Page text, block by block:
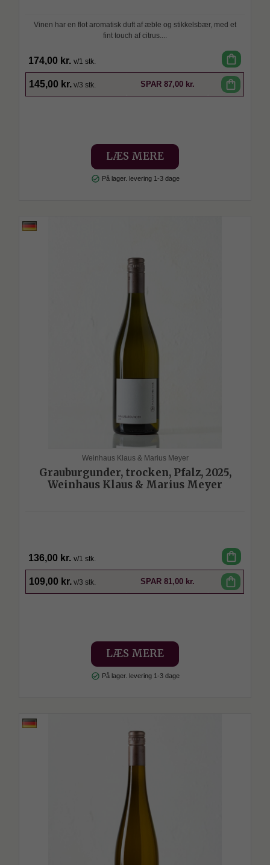
Vinen har en flot aromatisk duft af æble og stikkelsbær, med et
fint touch af citrus....
174,00 kr. v/1 stk. shopping_bag
145,00 kr. v/3 stk. SPAR87,00 kr. shopping_bag
LÆS MERE
check_circle På lager. levering 1-3 dage
Weinhaus Klaus & Marius Meyer
Grauburgunder, trocken, Pfalz, 2025,
Weinhaus Klaus & Marius Meyer
136,00 kr. v/1 stk. shopping_bag
109,00 kr. v/3 stk. SPAR81,00 kr. shopping_bag
LÆS MERE
check_circle På lager. levering 1-3 dage